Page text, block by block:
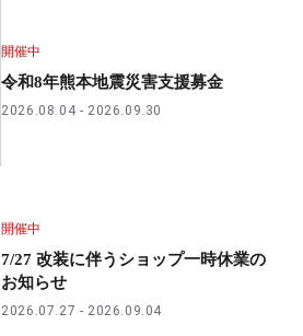
開催中
令和8年熊本地震災害支援募金
2026.08.04 2026.09.30
開催中
7/27 改装に伴うショップ一時休業の
お知らせ
2026.07.27 2026.09.04